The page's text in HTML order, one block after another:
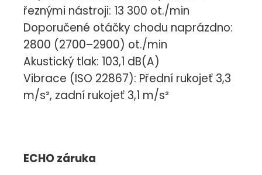
řeznými nástroji: 13 300 ot./min
Doporučené otáčky chodu naprázdno:
2800 (2700–2900) ot./min
Akustický tlak: 103,1 dB(A)
Vibrace (ISO 22867): Přední rukojeť 3,3
m/s², zadní rukojeť 3,1 m/s²
ECHO záruka